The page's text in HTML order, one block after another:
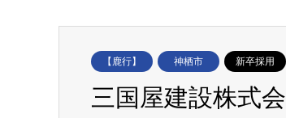
【鹿行】 神栖市 新卒採用
三国屋建設株式